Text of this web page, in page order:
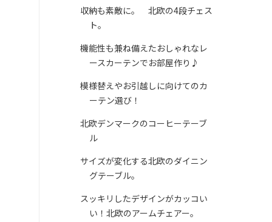
収納も素敵に。 北欧の4段チェス
ト。
機能性も兼ね備えたおしゃれなレ
ースカーテンでお部屋作り♪
模様替えやお引越しに向けてのカ
ーテン選び！
北欧デンマークのコーヒーテーブ
ル
サイズが変化する北欧のダイニン
グテーブル。
スッキリしたデザインがカッコい
い！北欧のアームチェアー。